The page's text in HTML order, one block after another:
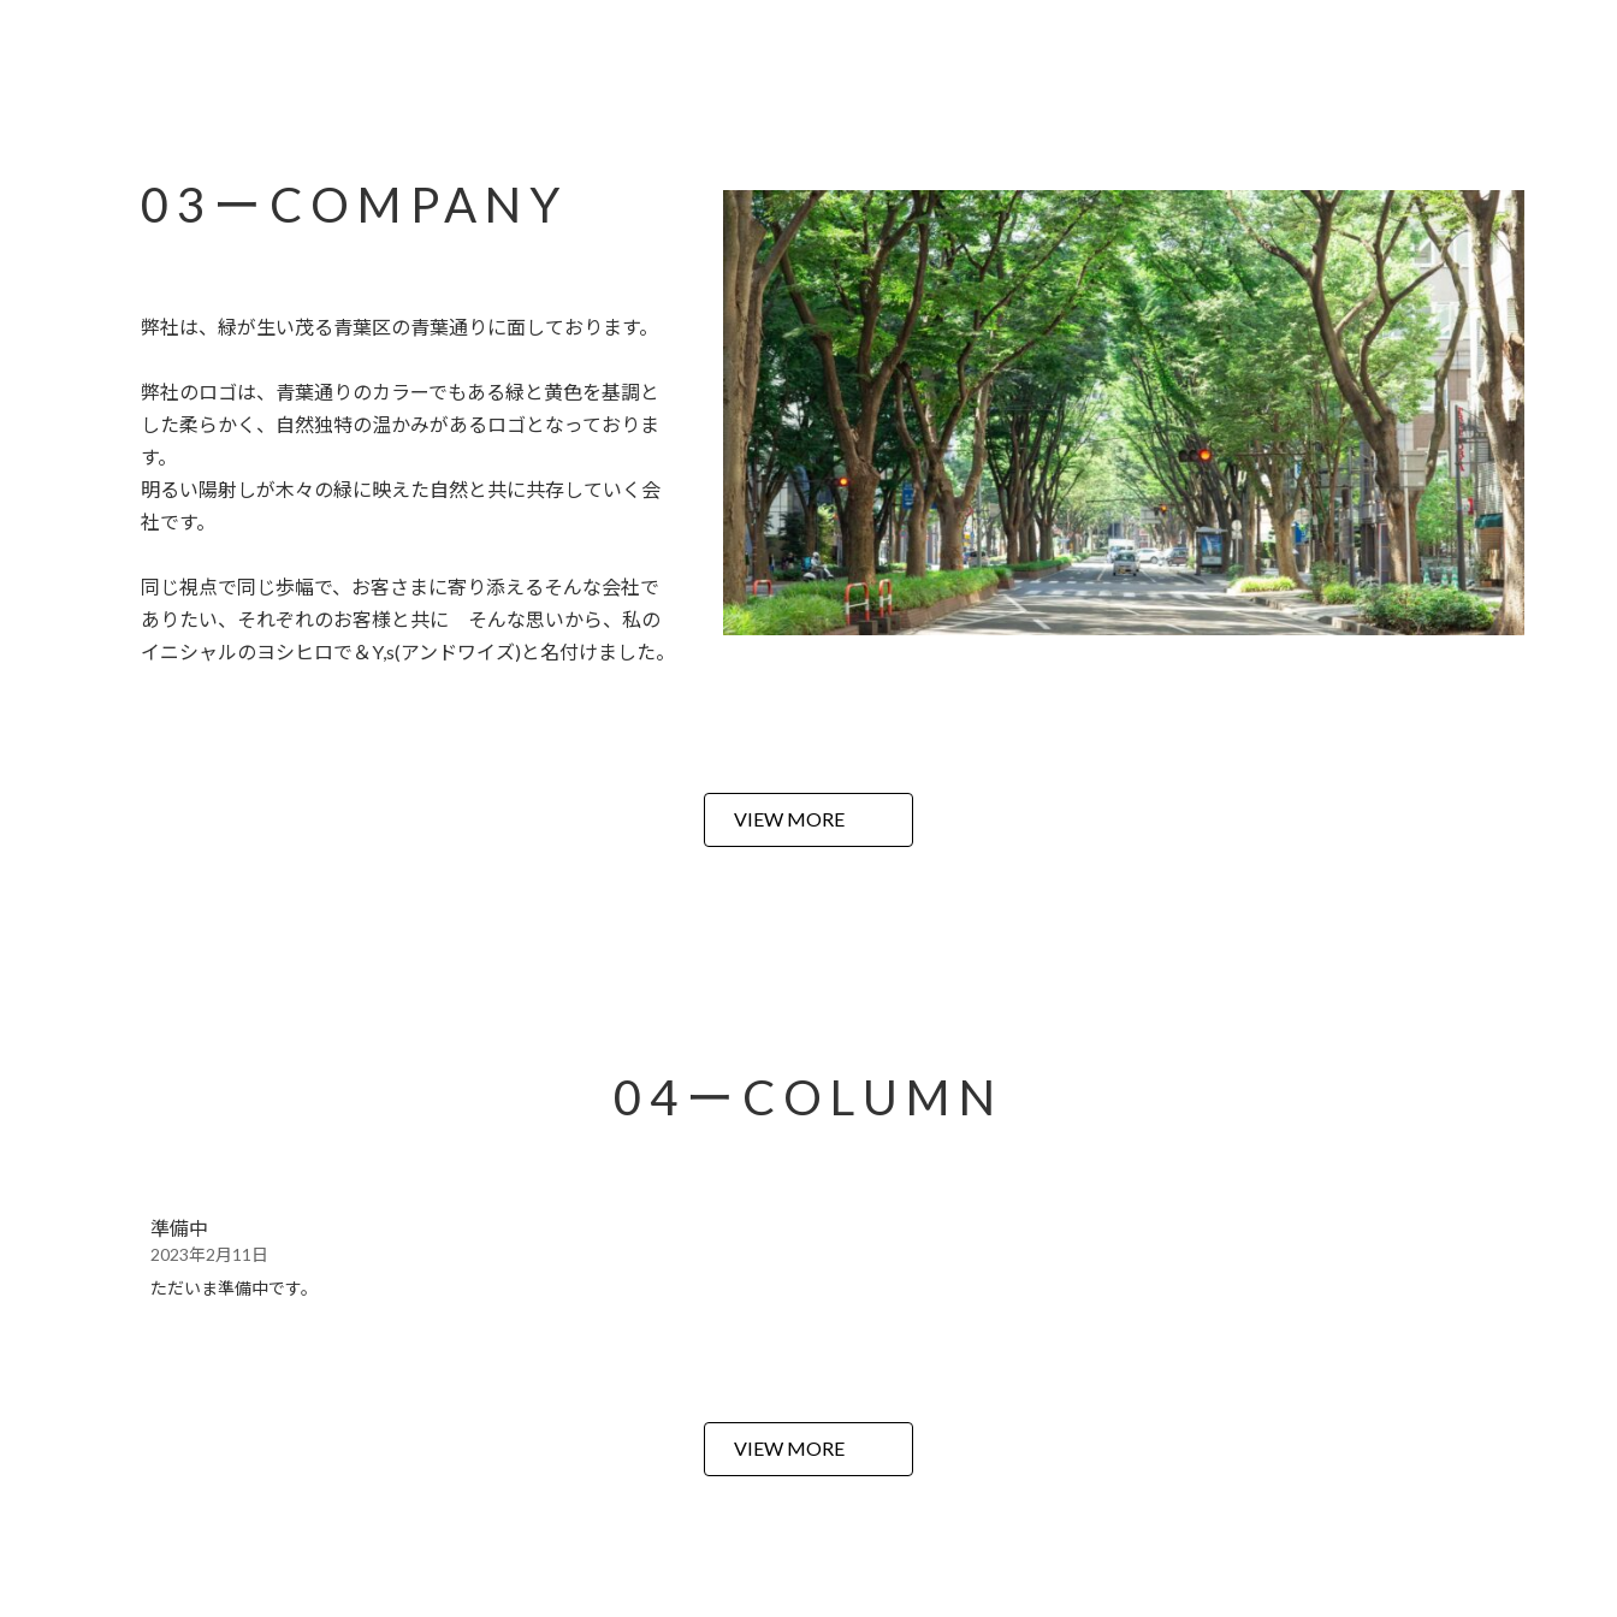
03ーCOMPANY
弊社は、緑が生い茂る青葉区の青葉通りに面しております。
弊社のロゴは、青葉通りのカラーでもある緑と黄色を基調と
した柔らかく、自然独特の温かみがあるロゴとなっておりま
す。
明るい陽射しが木々の緑に映えた自然と共に共存していく会
社です。
同じ視点で同じ歩幅で、お客さまに寄り添えるそんな会社で
ありたい、それぞれのお客様と共に そんな思いから、私の
イニシャルのヨシヒロで＆Y,s(アンドワイズ)と名付けました。
VIEW MORE
04ーCOLUMN
準備中
2023年2月11日
ただいま準備中です。
VIEW MORE